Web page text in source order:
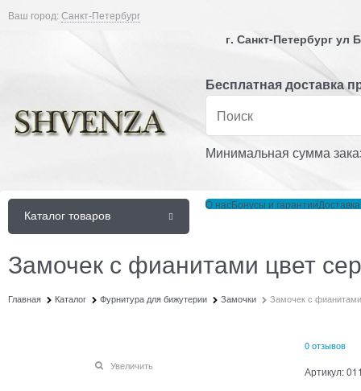
Ваш город:Санкт-Петербург
г. Санкт-Петербург
Бесплатная доставка
Минимальная сумма
Каталог товаров
О насБонусы и гарантии
Замочек с фианитами цвет
Главная Каталог Фурнитура для бижутерии Замочки Замочек с
Увеличить
0 отзывов
Артикул: